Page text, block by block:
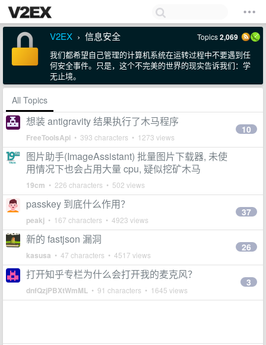
V2EX › 信息安全 Topics2,069
我们都希望自己管理的计算机系统在运转过程中不要遇到任
何安全事件。只是，这个不完美的世界的现实告诉我们：学
无止境。
All Topics
想装 antigravity 结果执行了木马程序
FreeToolsApi • 393 characters • 1273 views
10
图片助手(ImageAssistant) 批量图片下载器, 未使
用情况下也会占用大量 cpu, 疑似挖矿木马
19cm • 226 characters • 502 views
passkey 到底什么作用？
peakj • 167 characters • 4923 views
37
新的 fastjson 漏洞
kasusa • 47 characters • 4517 views
26
打开知乎专栏为什么会打开我的麦克风？
dnfQzjPBXtWmML • 91 characters • 1645 views
3